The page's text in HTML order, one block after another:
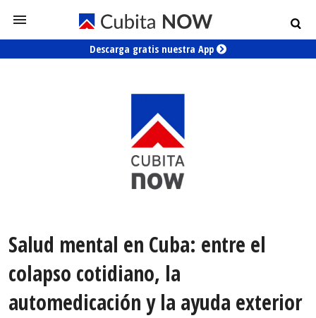
Descarga gratis nuestra App
Salud mental en Cuba: entre el
colapso cotidiano, la
automedicación y la ayuda exterior